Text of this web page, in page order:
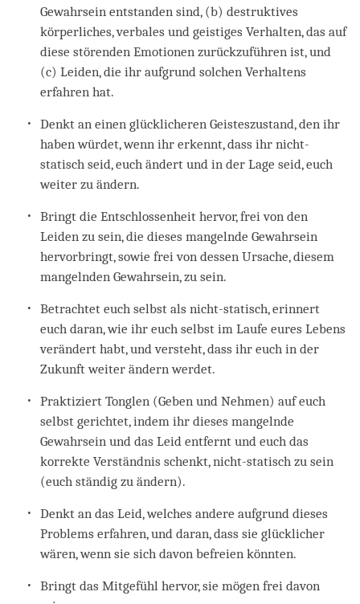
Gewahrsein entstanden sind, (b) destruktives
körperliches, verbales und geistiges Verhalten, das auf
diese störenden Emotionen zurückzuführen ist, und
(c) Leiden, die ihr aufgrund solchen Verhaltens
erfahren hat.
Denkt an einen glücklicheren Geisteszustand, den ihr
haben würdet, wenn ihr erkennt, dass ihr nicht-
statisch seid, euch ändert und in der Lage seid, euch
weiter zu ändern.
Bringt die Entschlossenheit hervor, frei von den
Leiden zu sein, die dieses mangelnde Gewahrsein
hervorbringt, sowie frei von dessen Ursache, diesem
mangelnden Gewahrsein, zu sein.
Betrachtet euch selbst als nicht-statisch, erinnert
euch daran, wie ihr euch selbst im Laufe eures Lebens
verändert habt, und versteht, dass ihr euch in der
Zukunft weiter ändern werdet.
Praktiziert Tonglen (Geben und Nehmen) auf euch
selbst gerichtet, indem ihr dieses mangelnde
Gewahrsein und das Leid entfernt und euch das
korrekte Verständnis schenkt, nicht-statisch zu sein
(euch ständig zu ändern).
Denkt an das Leid, welches andere aufgrund dieses
Problems erfahren, und daran, dass sie glücklicher
wären, wenn sie sich davon befreien könnten.
Bringt das Mitgefühl hervor, sie mögen frei davon